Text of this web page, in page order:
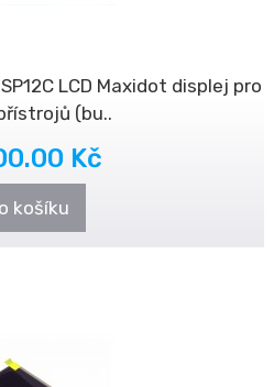
LCD Maxidot displej pro
(bu..
Kč
košíku